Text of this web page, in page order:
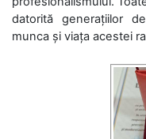
datorită generațiilor
munca și viața acestei